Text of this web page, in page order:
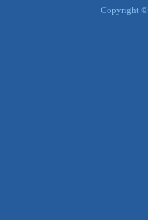
Copyright ©